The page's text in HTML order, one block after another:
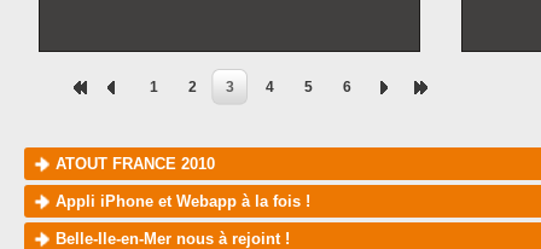
1 2 3 4 5 6
ATOUT FRANCE 2010
Appli iPhone et Webapp à la fois !
Belle-Ile-en-Mer nous à rejoint !